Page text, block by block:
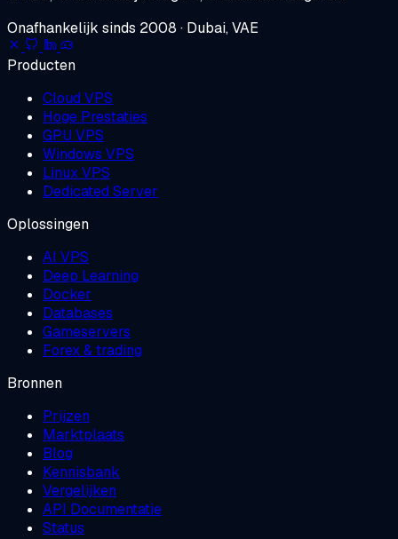
Onafhankelijk sinds 2008 · Dubai, VAE
Producten
Cloud VPS
Hoge Prestaties
GPU VPS
Windows VPS
Linux VPS
Dedicated Server
Oplossingen
AI VPS
Deep Learning
Docker
Databases
Gameservers
Forex & trading
Bronnen
Prijzen
Marktplaats
Blog
Kennisbank
Vergelijken
API Documentatie
Status